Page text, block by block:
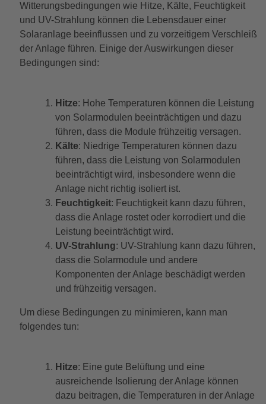
Witterungsbedingungen wie Hitze, Kälte, Feuchtigkeit
und UV-Strahlung können die Lebensdauer einer
Solaranlage beeinflussen und zu vorzeitigem Verschleiß
der Anlage führen. Einige der Auswirkungen dieser
Bedingungen sind:
Hitze: Hohe Temperaturen können die Leistung
von Solarmodulen beeinträchtigen und dazu
führen, dass die Module frühzeitig versagen.
Kälte: Niedrige Temperaturen können dazu
führen, dass die Leistung von Solarmodulen
beeinträchtigt wird, insbesondere wenn die
Anlage nicht richtig isoliert ist.
Feuchtigkeit: Feuchtigkeit kann dazu führen,
dass die Anlage rostet oder korrodiert und die
Leistung beeinträchtigt wird.
UV-Strahlung: UV-Strahlung kann dazu führen,
dass die Solarmodule und andere
Komponenten der Anlage beschädigt werden
und frühzeitig versagen.
Um diese Bedingungen zu minimieren, kann man
folgendes tun:
Hitze: Eine gute Belüftung und eine
ausreichende Isolierung der Anlage können
dazu beitragen, die Temperaturen in der Anlage